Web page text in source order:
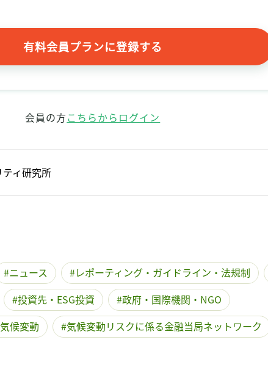
有料会員プランに登録する
会員の方こちらからログイン
ィ研究所
ニュース レポーティング・ガイドライン・法規制
投資先・ESG投資
政府・国際機関・NGO
気候変動 気候変動リスクに係る金融当局ネットワーク